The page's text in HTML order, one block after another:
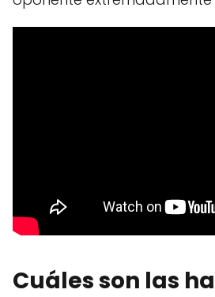
Cuáles son las